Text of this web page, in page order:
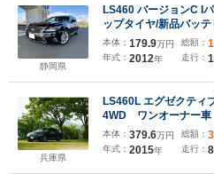
静岡県
LS460 バージョンC I
ップタイヤ/新品バッ
サンル-フ/禁煙/字光式/
トキ-/クリアランスソ
ジャ-/Bカメラ/記録簿14
本体： 179.9万円
年式： 2012年
総額：
走行：
兵庫県
LS460L エグゼクティ
4WD ワンオーナー
ムーンルーフ 3眼
テイメント マークレ
リクラッシュセーフ
本体： 379.6万円
年式： 2015年
総額：
走行：